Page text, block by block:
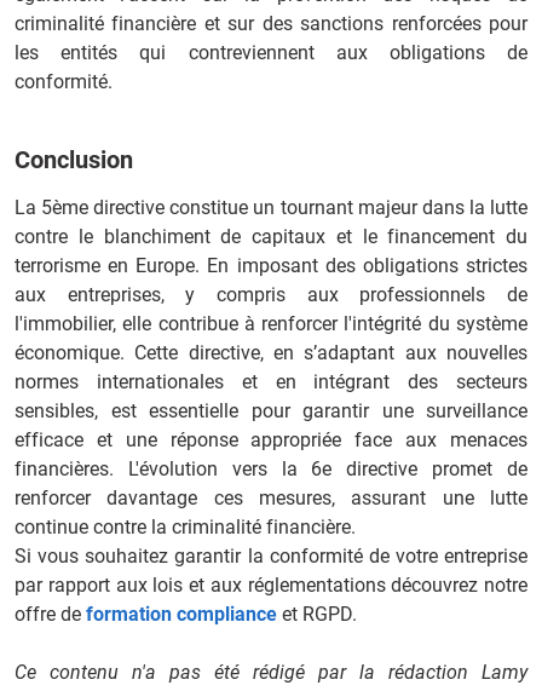
criminalité financière et sur des sanctions renforcées pour
les entités qui contreviennent aux obligations de
conformité.
Conclusion
La 5ème directive constitue un tournant majeur dans la lutte
contre le blanchiment de capitaux et le financement du
terrorisme en Europe. En imposant des obligations strictes
aux entreprises, y compris aux professionnels de
l'immobilier, elle contribue à renforcer l'intégrité du système
économique. Cette directive, en s’adaptant aux nouvelles
normes internationales et en intégrant des secteurs
sensibles, est essentielle pour garantir une surveillance
efficace et une réponse appropriée face aux menaces
financières. L'évolution vers la 6e directive promet de
renforcer davantage ces mesures, assurant une lutte
continue contre la criminalité financière.
Si vous souhaitez garantir la conformité de votre entreprise
par rapport aux lois et aux réglementations découvrez notre
offre de formation compliance et RGPD.
Ce contenu n'a pas été rédigé par la rédaction Lamy